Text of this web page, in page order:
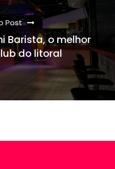
Post
Barista, o melhor
do litoral